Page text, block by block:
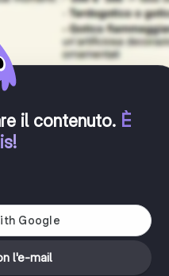
il contenuto. È
l'e-mail